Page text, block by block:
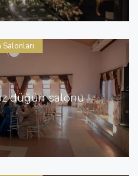
düğün salonu
Salonları